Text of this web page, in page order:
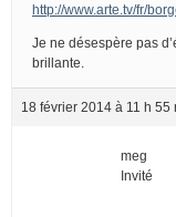
http://www.arte.tv/fr/
Je ne désespère pas
brillante.
18 février 2014 à 11 h 55
meg
Invité